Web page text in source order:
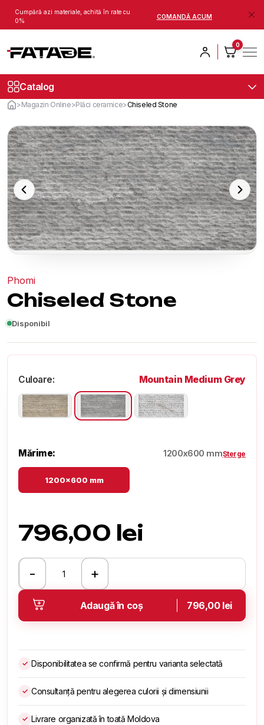
Cumpără azi materiale, achită în rate cu
0%
COMANDĂ ACUM
Catalog
0
>Magazin Online>Plăci ceramice>Chiseled Stone
Phomi
Chiseled Stone
Disponibil
Culoare: Mountain Medium Grey
Mărime: 1200x600 mmȘterge
1200x600 mm
796,00 lei
Chiseled
Stone
- +
Adaugă în coș 796,00 lei
✓ Disponibilitatea se confirmă pentru varianta selectată
✓ Consultanță pentru alegerea culorii și dimensiunii
✓ Livrare organizată în toată Moldova